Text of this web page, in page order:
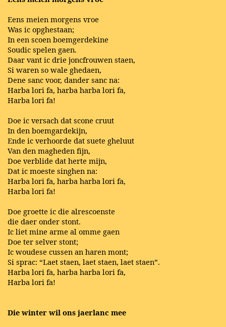
Eens meien morgens vroe
Was ic opghestaan;
In een scoen boemgerdekine
Soudic spelen gaen.
Daar vant ic drie joncfrouwen staen,
Si waren so wale ghedaen,
Dene sanc voor, dander sanc na:
Harba lori fa, harba harba lori fa,
Harba lori fa!
Doe ic versach dat scone cruut
In den boemgardekijn,
Ende ic verhoorde dat suete gheluut
Van den magheden fijn,
Doe verblide dat herte mijn,
Dat ic moeste singhen na:
Harba lori fa, harba harba lori fa,
Harba lori fa!
Doe groette ic die alrescoenste
die daer onder stont.
Ic liet mine arme al omme gaen
Doe ter selver stont;
Ic woudese cussen an haren mont;
Si sprac: “Laet staen, laet staen, laet staen”.
Harba lori fa, harba harba lori fa,
Harba lori fa!
Die winter wil ons jaerlanc mee